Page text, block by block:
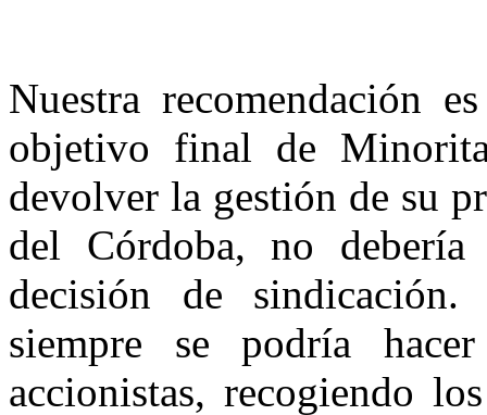
Nuestra recomendación
objetivo final de
devolver la gestión de su
del Córdoba, no debería
decisión de
siempre se podría
accionistas, recogiendo